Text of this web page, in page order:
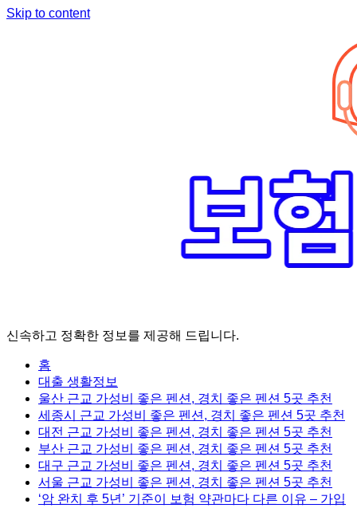
Skip to content
신속하고 정확한 정보를 제공해 드립니다.
홈
대출 생활정보
울산 근교 가성비 좋은 펜션, 경치 좋은 펜션 5곳 추천
세종시 근교 가성비 좋은 펜션, 경치 좋은 펜션 5곳 추천
대전 근교 가성비 좋은 펜션, 경치 좋은 펜션 5곳 추천
부산 근교 가성비 좋은 펜션, 경치 좋은 펜션 5곳 추천
대구 근교 가성비 좋은 펜션, 경치 좋은 펜션 5곳 추천
서울 근교 가성비 좋은 펜션, 경치 좋은 펜션 5곳 추천
‘암 완치 후 5년’ 기준이 보험 약관마다 다른 이유 – 가입